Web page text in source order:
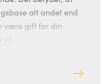
alt andet end
være gift for din